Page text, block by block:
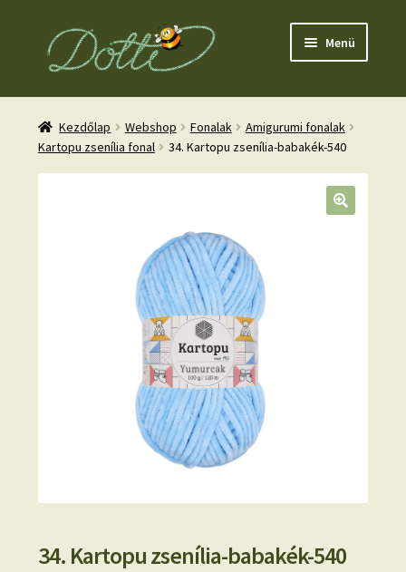
Ugrás
Kilépés
Menü
Kezdőlap Webshop Fonalak
Amigurumi fonalak
Kartopu zsenília fonal
34. Kartopu zsenília-babakék-540
34. Kartopu zsenília-babakék-540